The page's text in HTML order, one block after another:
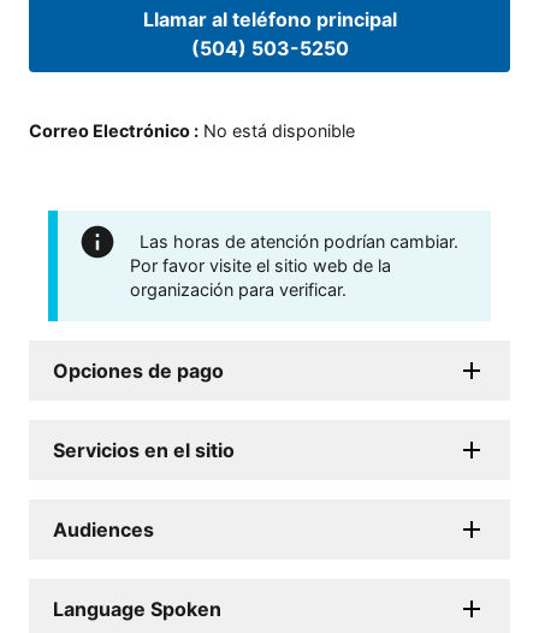
Llamar al teléfono principal
(504) 503-5250
Correo Electrónico : No está disponible
Las horas de atención podrían cambiar.
Por favor visite el sitio web de la
organización para verificar.
Opciones de pago
Servicios en el sitio
Audiences
Language Spoken